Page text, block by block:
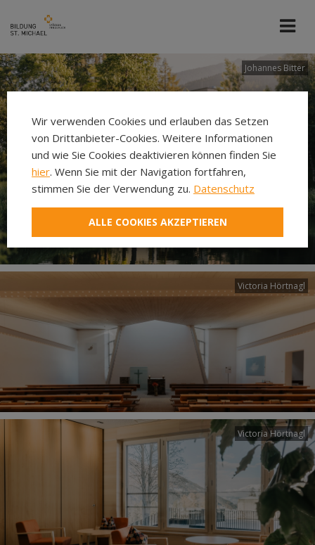
Johannes Bitter
Victoria Hörtnagl
Victoria Hörtnagl
Wir verwenden Cookies und erlauben das Setzen
von Drittanbieter-Cookies. Weitere Informationen
und wie Sie Cookies deaktivieren können finden Sie
hier. Wenn Sie mit der Navigation fortfahren,
stimmen Sie der Verwendung zu. Datenschutz
ALLE COOKIES AKZEPTIEREN